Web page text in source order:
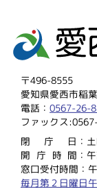
〒496-8555
愛知県愛西市稲
電話：0567-26-
ファックス
閉庁 日：
開庁時 間：
窓口受付時間：
毎月第２日曜日